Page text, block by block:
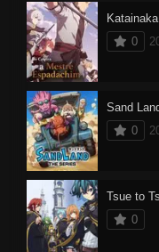
0
Sand
0
Tsue to
0